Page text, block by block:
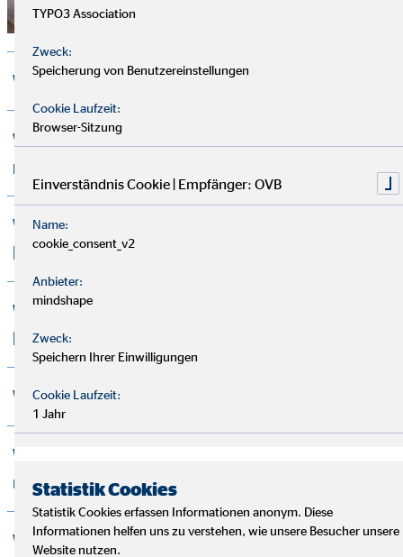
Wo finde ich OVB Büros?
Wie finde ich einen OVB Finanzberater in
meiner Nähe?
Wie kann ich meinen persönlichen OVB
Finanzberater erreichen?
Wie vereinbare ich ein
Beratungsgespräch?
Was kostet eine Finanzberatung bei OVB?
Wer hilft mir bei meinen Versicherungs-
und Finanzfragen?
Wo finde ich Erfahrungen von OVB
TYPO3 Association
Zweck:
Speicherung von Benutzereinstellungen
Cookie Laufzeit:
Browser-Sitzung
Einverständnis Cookie | Empfänger: OVB
Name:
cookie_consent_v2
Anbieter:
mindshape
Zweck:
Speichern Ihrer Einwilligungen
Cookie Laufzeit:
1 Jahr
Statistik Cookies
Statistik Cookies erfassen Informationen anonym. Diese
Informationen helfen uns zu verstehen, wie unsere Besucher unsere
Website nutzen.